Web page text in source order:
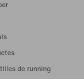
de running